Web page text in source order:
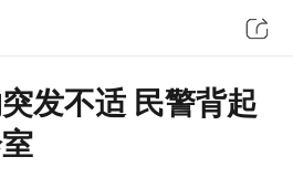
发不适 民警背起